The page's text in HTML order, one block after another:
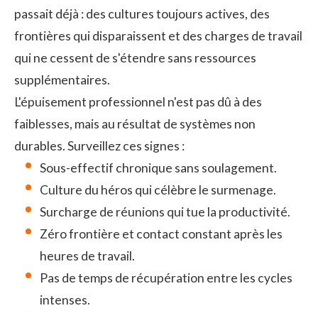
passait déjà : des cultures toujours actives, des
frontières qui disparaissent et des charges de travail
qui ne cessent de s'étendre sans ressources
supplémentaires.
L'épuisement professionnel n'est pas dû à des
faiblesses, mais au résultat de systèmes non
durables. Surveillez ces signes :
Sous-effectif chronique sans soulagement.
Culture du héros qui célèbre le surmenage.
Surcharge de réunions qui tue la productivité.
Zéro frontière et contact constant après les
heures de travail.
Pas de temps de récupération entre les cycles
intenses.